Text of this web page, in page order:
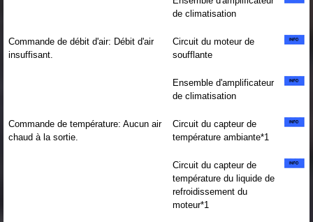
de climatisation
Commande de débit d'air: Débit d'air
insuffisant.
Circuit du moteur de
soufflante
Ensemble d'amplificateur
de climatisation
Commande de température: Aucun air
chaud à la sortie.
Circuit du capteur de
température ambiante*1
Circuit du capteur de
température du liquide de
refroidissement du
moteur*1